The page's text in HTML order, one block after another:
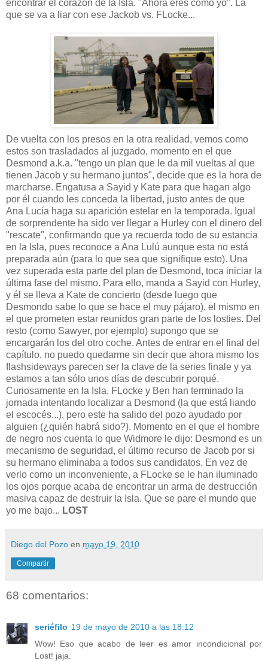
encontrar el corazón de la Isla. "Ahora eres como yo". La
que se va a liar con ese Jackob vs. FLocke...
De vuelta con los presos en la otra realidad, vemos como
estos son trasladados al juzgado, momento en el que
Desmond a.k.a. "tengo un plan que le da mil vueltas al que
tienen Jacob y su hermano juntos", decide que es la hora de
marcharse. Engatusa a Sayid y Kate para que hagan algo
por él cuando les conceda la libertad, justo antes de que
Ana Lucía haga su aparición estelar en la temporada. Igual
de sorprendente ha sido ver llegar a Hurley con el dinero del
"rescate", confirmando que ya recuerda todo de su estancia
en la Isla, pues reconoce a Ana Lulú aunque esta no está
preparada aún (para lo que sea que signifique esto). Una
vez superada esta parte del plan de Desmond, toca iniciar la
última fase del mismo. Para ello, manda a Sayid con Hurley,
y él se lleva a Kate de concierto (desde luego que
Desmondo sabe lo que se hace el muy pájaro), el mismo en
el que prometen estar reunidos gran parte de los losties. Del
resto (como Sawyer, por ejemplo) supongo que se
encargarán los del otro coche. Antes de entrar en el final del
capítulo, no puedo quedarme sin decir que ahora mismo los
flashsideways parecen ser la clave de la series finale y ya
estamos a tan sólo unos días de descubrir porqué.
Curiosamente en la Isla, FLocke y Ben han terminado la
jornada intentando localizar a Desmond (la que está liando
el escocés...), pero este ha salido del pozo ayudado por
alguien (¿quién habrá sido?). Momento en el que el hombre
de negro nos cuenta lo que Widmore le dijo: Desmond es un
mecanismo de seguridad, el último recurso de Jacob por si
su hermano eliminaba a todos sus candidatos. En vez de
verlo como un inconveniente, a FLocke se le han iluminado
los ojos porque acaba de encontrar un arma de destrucción
masiva capaz de destruir la Isla. Que se pare el mundo que
yo me bajo... LOST
Diego del Pozo en mayo 19, 2010
Compartir
68 comentarios:
seriéfilo 19 de mayo de 2010 a las 18:12
Wow! Eso que acabo de leer es amor incondicional por
Lost! jaja.